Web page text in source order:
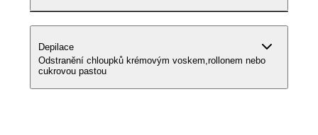
Depilace
Odstranění chloupků krémovým voskem,rollonem nebo
cukrovou pastou